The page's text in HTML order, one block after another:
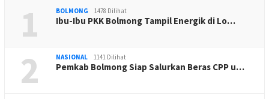
1 BOLMONG 1478 Dilihat
Ibu-Ibu PKK Bolmong Tampil Energik di Lo…
2 NASIONAL 1141 Dilihat
Pemkab Bolmong Siap Salurkan Beras CPP u…